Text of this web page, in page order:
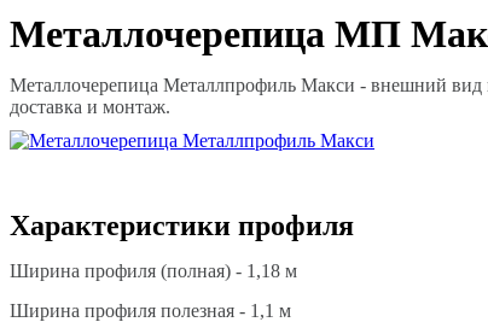
Металлочерепица МП
Металлочерепица Металлпрофиль Макси - внешний
доставка и монтаж.
Характеристики профиля
Ширина профиля (полная) - 1,18 м
Ширина профиля полезная - 1,1 м